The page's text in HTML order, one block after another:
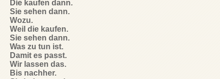
Die kaufen dann.
Sie sehen dann.
Wozu.
Weil die kaufen.
Sie sehen dann.
Was zu tun ist.
Damit es passt.
Wir lassen das.
Bis nachher.